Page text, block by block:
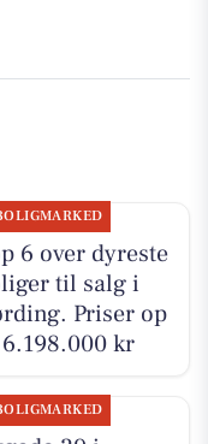
6 over dyreste
til salg i
Priser op
kr